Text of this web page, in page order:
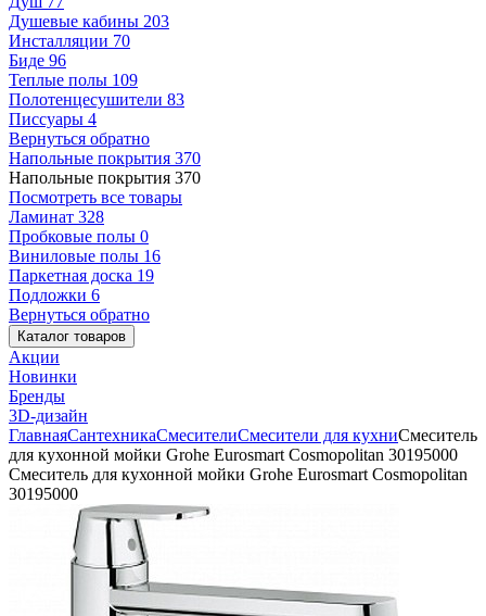
Душевые кабины 203
Инсталляции 70
Биде 96
Теплые полы 109
Полотенцесушители 83
Писсуары 4
Вернуться обратно
Напольные покрытия 370
Напольные покрытия 370
Посмотреть все товары
Ламинат 328
Пробковые полы 0
Виниловые полы 16
Паркетная доска 19
Подложки 6
Вернуться обратно
Каталог товаров
Акции
Новинки
Бренды
3D-дизайн
ГлавнаяСантехникаСмесителиСмесители для кухниСмеситель
для кухонной мойки Grohe Eurosmart Cosmopolitan 30195000
Смеситель для кухонной мойки Grohe Eurosmart Cosmopolitan
30195000